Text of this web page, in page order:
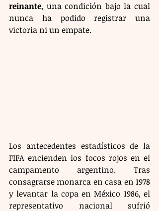
reinante, una condición bajo la cual
nunca ha podido registrar una
victoria ni un empate.
Los antecedentes estadísticos de la
FIFA encienden los focos rojos en el
campamento argentino. Tras
consagrarse monarca en casa en 1978
y levantar la copa en México 1986, el